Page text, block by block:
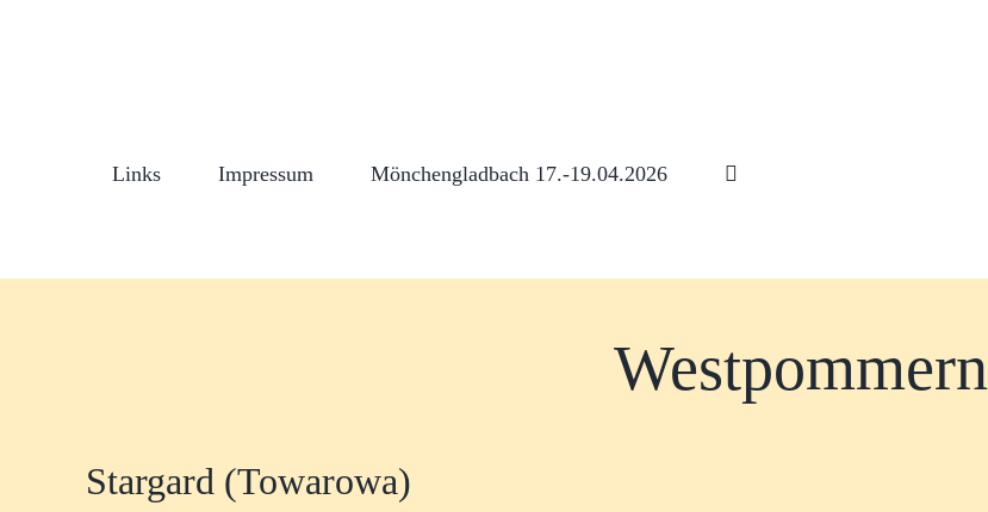
Links Impressum Mönchengladbach 17.-19.04.2026
Westpommern
Stargard (Towarowa)